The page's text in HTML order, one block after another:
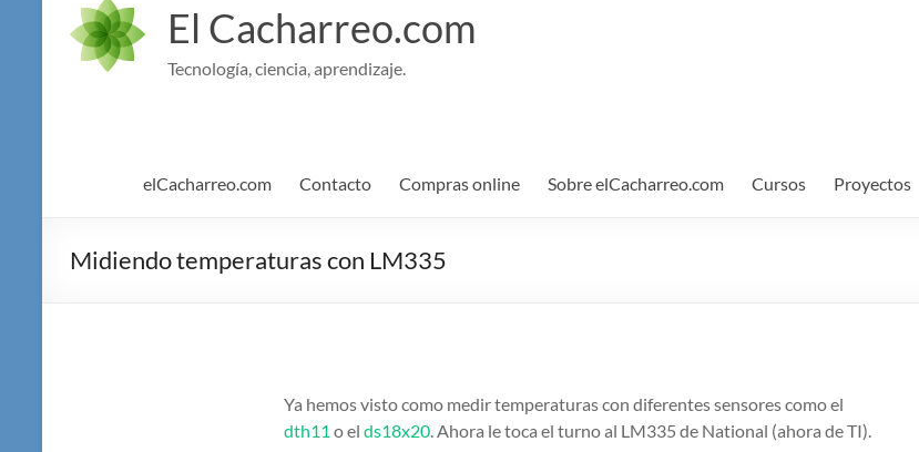
El Cacharreo.com
Tecnología, ciencia, aprendizaje.
elCacharreo.com Contacto Compras online Sobre elCacharreo.com Cursos Proyectos
Midiendo temperaturas con LM335
Ya hemos visto como medir temperaturas con diferentes sensores como el
dth11 o el ds18x20. Ahora le toca el turno al LM335 de National (ahora de TI).